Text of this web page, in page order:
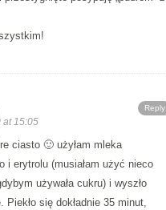
Reply
at 15:05
ciasto 🙂 użyłam mleka
i erytrolu (musiałam użyć nieco
używała cukru) i wyszło
Piekło się dokładnie 35 minut,